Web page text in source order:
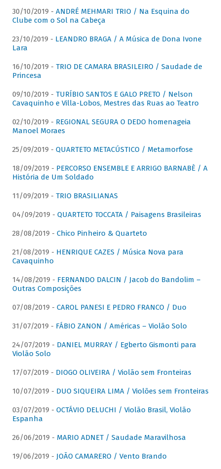
30/10/2019 - ANDRÉ MEHMARI TRIO / Na Esquina do
Clube com o Sol na Cabeça
23/10/2019 - LEANDRO BRAGA / A Música de Dona Ivone
Lara
16/10/2019 - TRIO DE CAMARA BRASILEIRO / Saudade de
Princesa
09/10/2019 - TURÍBIO SANTOS E GALO PRETO / Nelson
Cavaquinho e Villa-Lobos, Mestres das Ruas ao Teatro
02/10/2019 - REGIONAL SEGURA O DEDO homenageia
Manoel Moraes
25/09/2019 - QUARTETO METACÚSTICO / Metamorfose
18/09/2019 - PERCORSO ENSEMBLE E ARRIGO BARNABÈ / A
História de Um Soldado
11/09/2019 - TRIO BRASILIANAS
04/09/2019 - QUARTETO TOCCATA / Paisagens Brasileiras
28/08/2019 - Chico Pinheiro & Quarteto
21/08/2019 - HENRIQUE CAZES / Música Nova para
Cavaquinho
14/08/2019 - FERNANDO DALCIN / Jacob do Bandolim –
Outras Composições
07/08/2019 - CAROL PANESI E PEDRO FRANCO / Duo
31/07/2019 - FÁBIO ZANON / Américas – Violão Solo
24/07/2019 - DANIEL MURRAY / Egberto Gismonti para
Violão Solo
17/07/2019 - DIOGO OLIVEIRA / Violão sem Fronteiras
10/07/2019 - DUO SIQUEIRA LIMA / Violões sem Fronteiras
03/07/2019 - OCTÁVIO DELUCHI / Violão Brasil, Violão
Espanha
26/06/2019 - MARIO ADNET / Saudade Maravilhosa
19/06/2019 - JOÃO CAMARERO / Vento Brando